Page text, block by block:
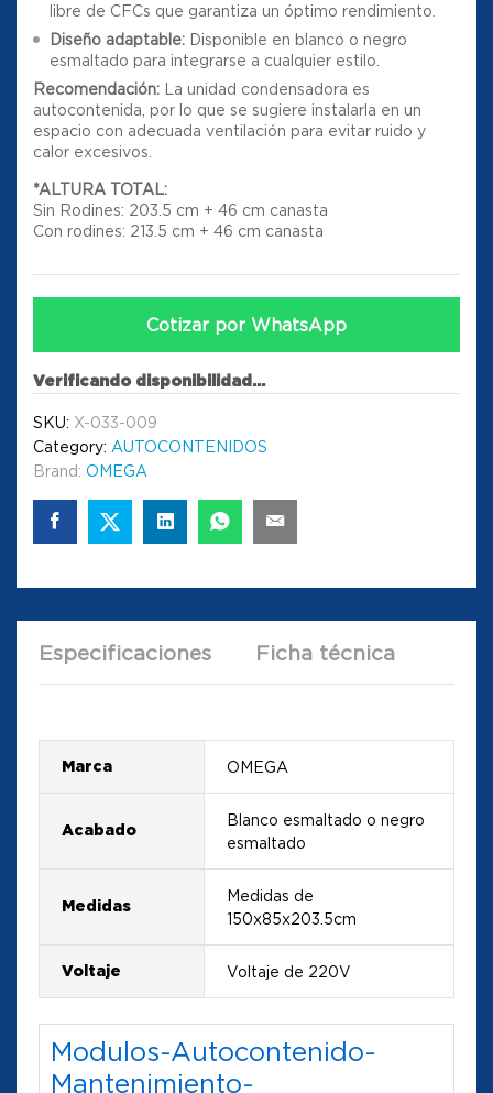
libre de CFCs que garantiza un óptimo rendimiento.
Diseño adaptable: Disponible en blanco o negro
esmaltado para integrarse a cualquier estilo.
Recomendación: La unidad condensadora es
autocontenida, por lo que se sugiere instalarla en un
espacio con adecuada ventilación para evitar ruido y
calor excesivos.
*ALTURA TOTAL:
Sin Rodines: 203.5 cm + 46 cm canasta
Con rodines: 213.5 cm + 46 cm canasta
Cotizar por WhatsApp
Verificando disponibilidad...
SKU: X-033-009
Category: AUTOCONTENIDOS
Brand: OMEGA
Especificaciones Ficha técnica
Marca OMEGA
Acabado
Blanco esmaltado o negro
esmaltado
Medidas
Medidas de
150x85x203.5cm
Voltaje Voltaje de 220V
Modulos-Autocontenido-
Mantenimiento-